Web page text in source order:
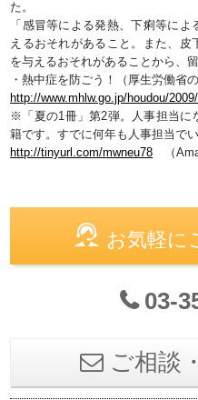
た。
「感冒等による発熱、下痢等に
えるおそれがあること。また、
を与えるおそれがあることから、
・熱中症を防ごう！（厚生労働省
http://www.mhlw.go.jp/houdou/
※「夏の1冊」第2弾。人事担当に
籍です。すでに何年も人事担当で
http://tinyurl.com/mwneu78 （
お気軽に
03-
ご相談